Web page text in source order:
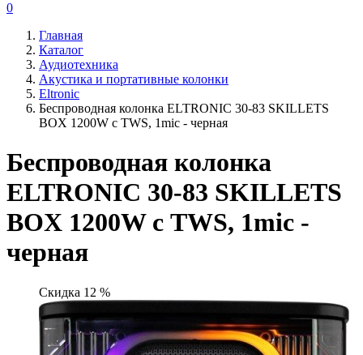
0
Главная
Каталог
Аудиотехника
Акустика и портативные колонки
Eltronic
Беспроводная колонка ELTRONIC 30-83 SKILLETS
BOX 1200W с TWS, 1mic - черная
Беспроводная колонка
ELTRONIC 30-83 SKILLETS
BOX 1200W с TWS, 1mic -
черная
Скидка 12 %